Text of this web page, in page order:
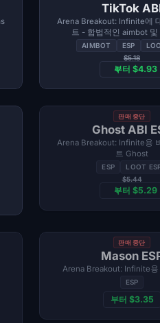
TikTok
Arena Breakout: Infinite에
트 - 합법적인 aimbot 및
AIMBOT ESP
$5.18
부터 $4.93
판매 중단
Ghost ABI
Arena Breakout: Infinite용
트 Ghost
ESP
LOOT
$5.44
부터 $5.29
판매 중단
Mason
Arena Breakout: Infinite용
ESP
부터 $3.35